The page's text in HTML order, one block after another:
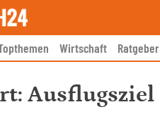
Wirtschaft Ratgeber
Ausflugsziel